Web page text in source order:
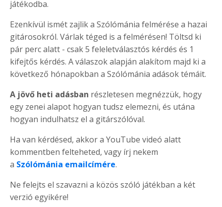
játékodba.
Ezenkívül ismét zajlik a Szólómánia felmérése a hazai
gitárosokról. Várlak téged is a felmérésen! Töltsd ki
pár perc alatt - csak 5 feleletválasztós kérdés és 1
kifejtős kérdés. A válaszok alapján alakítom majd ki a
következő hónapokban a Szólómánia adások témáit.
A jövő heti adásban részletesen megnézzük, hogy
egy zenei alapot hogyan tudsz elemezni, és utána
hogyan indulhatsz el a gitárszólóval.
Ha van kérdésed, akkor a YouTube videó alatt
kommentben felteheted, vagy írj nekem
a Szólómánia emailcímére.
Ne felejts el szavazni a közös szóló játékban a két
verzió egyikére!